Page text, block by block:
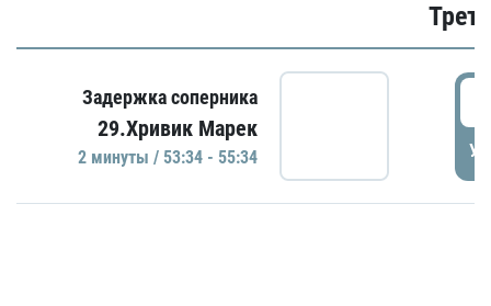
Задержка соперника
29.Хривик Марек
2 минуты / 53:34 - 55:34